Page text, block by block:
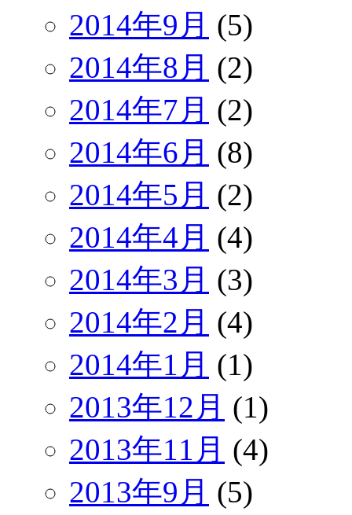
2014年9月 (5)
2014年8月 (2)
2014年7月 (2)
2014年6月 (8)
2014年5月 (2)
2014年4月 (4)
2014年3月 (3)
2014年2月 (4)
2014年1月 (1)
2013年12月 (1)
2013年11月 (4)
2013年9月 (5)